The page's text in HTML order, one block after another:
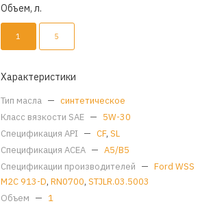
Объем, л.
1 5
Характеристики
Тип масла — синтетическое
Класс вязкости SAE — 5W-30
Спецификация API — CF,SL
Спецификация ACEA — A5/B5
Спецификации производителей — Ford WSS
M2C 913-D,RN0700,STJLR.03.5003
Объем — 1